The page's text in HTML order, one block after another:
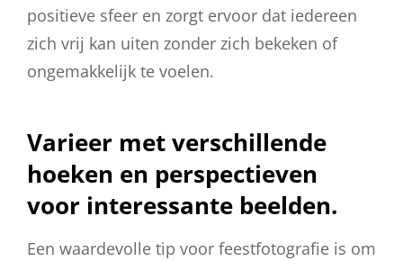
positieve sfeer en zorgt ervoor dat iedereen
zich vrij kan uiten zonder zich bekeken of
ongemakkelijk te voelen.
Varieer met verschillende
hoeken en perspectieven
voor interessante beelden.
Een waardevolle tip voor feestfotografie is om